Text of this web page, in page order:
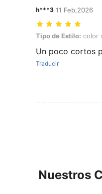
h***3 11 Feb,2026
Tipo de Estilo: color
Tipo de Estilo: color
Un poco cortos
Traducir
Nuestros